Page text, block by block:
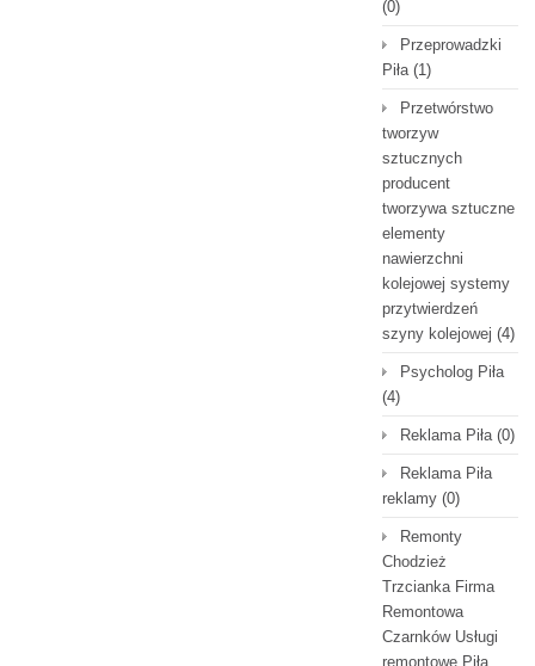
(0)
Przeprowadzki
Piła(1)
Przetwórstwo
tworzyw
sztucznych
producent
tworzywa sztuczne
elementy
nawierzchni
kolejowej systemy
przytwierdzeń
szyny kolejowej (4)
Psycholog Piła
(4)
Reklama Piła(0)
Reklama Piła
reklamy (0)
Remonty
Chodzież
Trzcianka Firma
Remontowa
Czarnków Usługi
remontowe Piła